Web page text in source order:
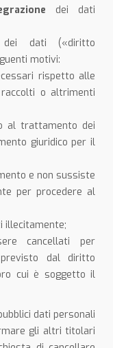
dei dati
dei dati («diritto
motivi:
rispetto alle
o altrimenti
al trattamento dei
giuridico per il
e non sussiste
per procedere al
illecitamente;
cancellati per
dal diritto
cui è soggetto il
dati personali
gli altri titolari